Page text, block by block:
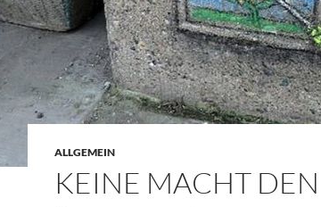
ALLGEMEIN
KEINE MACHT